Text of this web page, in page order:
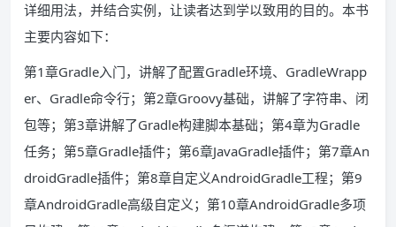
详细用法，并结合实例，让读者达到学以致用的目的。本书
主要内容如下：
第1章Gradle入门，讲解了配置Gradle环境、GradleWrapp
er、Gradle命令行；第2章Groovy基础，讲解了字符串、闭
包等；第3章讲解了Gradle构建脚本基础；第4章为Gradle
任务；第5章Gradle插件；第6章JavaGradle插件；第7章An
droidGradle插件；第8章自定义AndroidGradle工程；第9
章AndroidGradle高级自定义；第10章AndroidGradle多项